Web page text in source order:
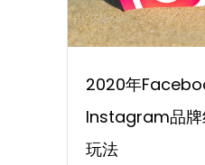
2020年
Instagram品牌
玩法